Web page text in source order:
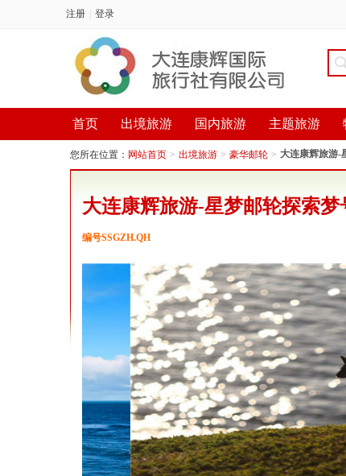
注册 登录
首页 出境旅游 国内旅游 主题旅游
您所在位置： 网站首页 > 出境旅游 > 豪华邮轮 > 大连康辉旅游-
大连康辉旅游-星梦邮轮探索梦
编号SSGZH.QH